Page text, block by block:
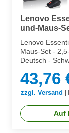
Lenovo
und-Maus-
Lenovo
Maus-Set -
Deutsch -
43,76
zzgl. Versand
Auf